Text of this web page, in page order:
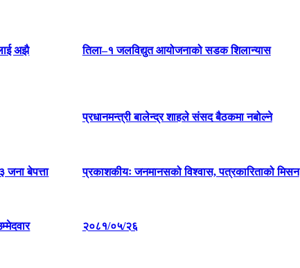
अझै
तिला–१ जलविद्युत आयोजनाको सडक शिलान्यास
प्रधानमन्त्री बालेन्द्र शाहले संसद बैठकमा नबोल्ने
जना बेपत्ता प्रकाशकीयः जनमानसको विश्वास, पत्रकारिताको मिसन
२०८१/०५/२६